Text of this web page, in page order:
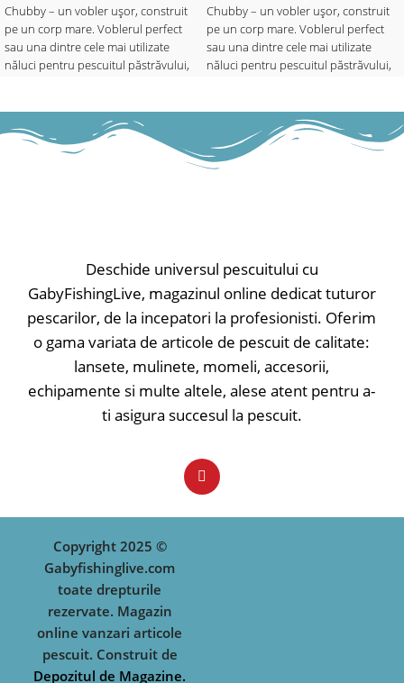
Chubby – un vobler ușor, construit
pe un corp mare. Voblerul perfect
sau una dintre cele mai utilizate
năluci pentru pescuitul păstrăvului,
pana la 1.5 metri adâncime prin
recuperări lente sau rapide. Va
funcționa oriunde, în orice moment.
Chubby – un vobler ușor, construit
pe un corp mare. Voblerul perfect
sau una dintre cele mai utilizate
năluci pentru pescuitul păstrăvului,
pana la 1.5 metri adâncime prin
recuperări lente sau rapide. Va
funcționa oriunde, în orice moment.
sinking;
Deschide universul pescuitului cu
GabyFishingLive, magazinul online dedicat tuturor
pescarilor, de la incepatori la profesionisti. Oferim
o gama variata de articole de pescuit de calitate:
lansete, mulinete, momeli, accesorii,
echipamente si multe altele, alese atent pentru a-
ti asigura succesul la pescuit.
Copyright 2025 ©
Gabyfishinglive.com
toate drepturile
rezervate. Magazin
online vanzari articole
pescuit. Construit de
Depozitul de Magazine.